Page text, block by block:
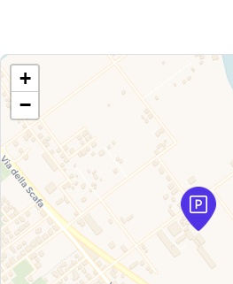
+
−